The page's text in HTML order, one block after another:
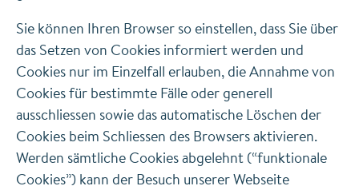
Sie können Ihren Browser so einstellen, dass Sie über
das Setzen von Cookies informiert werden und
Cookies nur im Einzelfall erlauben, die Annahme von
Cookies für bestimmte Fälle oder generell
ausschliessen sowie das automatische Löschen der
Cookies beim Schliessen des Browsers aktivieren.
Werden sämtliche Cookies abgelehnt (“funktionale
Cookies”) kann der Besuch unserer Webseite